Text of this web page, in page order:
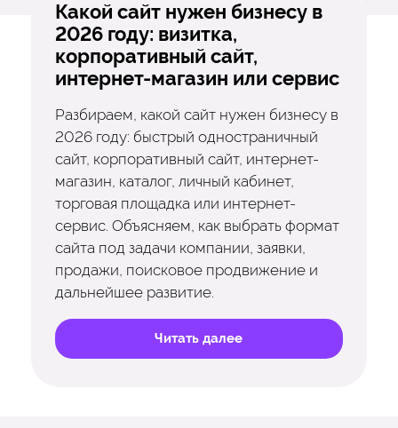
Какой сайт нужен бизнесу в
2026 году: визитка,
корпоративный сайт,
интернет-магазин или сервис
Разбираем, какой сайт нужен бизнесу в
2026 году: быстрый одностраничный
сайт, корпоративный сайт, интернет-
магазин, каталог, личный кабинет,
торговая площадка или интернет-
сервис. Объясняем, как выбрать формат
сайта под задачи компании, заявки,
продажи, поисковое продвижение и
дальнейшее развитие.
Читать далее